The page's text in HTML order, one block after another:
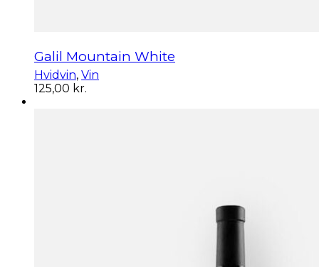
Galil Mountain White
Hvidvin, Vin
125,00 kr.